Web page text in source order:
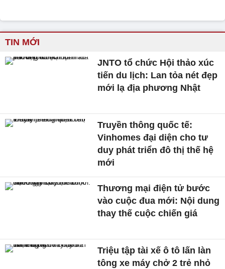
TIN MỚI
JNTO tổ chức Hội thảo xúc
tiến du lịch: Lan tỏa nét đẹp
mới lạ địa phương Nhật
Truyền thông quốc tế:
Vinhomes đại diện cho tư
duy phát triển đô thị thế hệ
mới
Thương mại điện tử bước
vào cuộc đua mới: Nội dung
thay thế cuộc chiến giá
Triệu tập tài xế ô tô lấn làn
tông xe máy chở 2 trẻ nhỏ